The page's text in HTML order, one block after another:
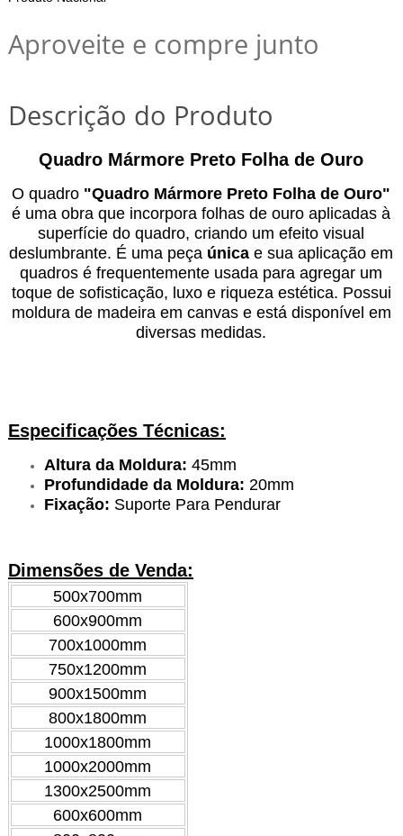
Aproveite e compre junto
Descrição do Produto
Quadro Mármore Preto Folha de Ouro
O quadro "Quadro Mármore Preto Folha de Ouro"
é uma obraque incorpora folhas de ouro aplicadas à
superfície do quadro, criando um efeito visual
deslumbrante. É uma peça únicae sua aplicação em
quadros é frequentemente usada para agregar um
toque de sofisticação, luxo e riqueza estética. Possui
moldura de madeira em canvas e está disponível em
diversas medidas.
Especificações Técnicas:
Altura da Moldura: 45mm
Profundidade da Moldura: 20mm
Fixação: Suporte Para Pendurar
Dimensões de Venda:
500x700mm
600x900mm
700x1000mm
750x1200mm
900x1500mm
800x1800mm
1000x1800mm
1000x2000mm
1300x2500mm
600x600mm